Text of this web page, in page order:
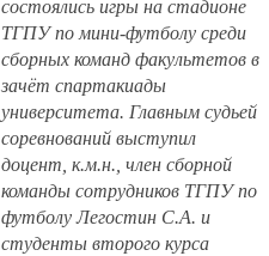
состоялись игры на стадионе
ТГПУ по мини-футболу среди
сборных команд факультетов в
зачёт спартакиады
университета. Главным судьей
соревнований выступил
доцент, к.м.н., член сборной
команды сотрудников ТГПУ по
футболу Легостин С.А. и
студенты второго курса